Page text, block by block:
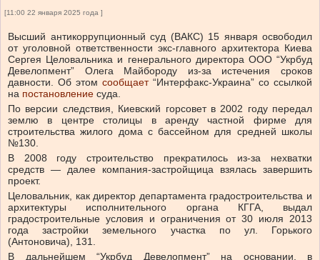
[11:00 22 января 2025 года ]
Высший антикоррупционный суд (ВАКС) 15 января освободил
от уголовной ответственности экс-главного архитектора Киева
Сергея Целовальника и генерального директора ООО “Укрбуд
Девелопмент” Олега Майбороду из-за истечения сроков
давности. Об этом сообщает “Интерфакс-Украина” со ссылкой
на постановление суда.
По версии следствия, Киевский горсовет в 2002 году передал
землю в центре столицы в аренду частной фирме для
строительства жилого дома с бассейном для средней школы
№130.
В 2008 году строительство прекратилось из-за нехватки
средств — далее компания-застройщица взялась завершить
проект.
Целовальник, как директор департамента градостроительства и
архитектуры исполнительного органа КГГА, выдал
градостроительные условия и ограничения от 30 июля 2013
года застройки земельного участка по ул. Горького
(Антоновича), 131.
В дальнейшем “Укрбуд Девелопмент” на основании, в